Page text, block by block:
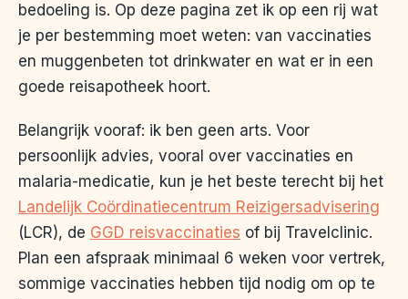
bedoeling is. Op deze pagina zet ik op een rij wat
je per bestemming moet weten: van vaccinaties
en muggenbeten tot drinkwater en wat er in een
goede reisapotheek hoort.
Belangrijk vooraf: ik ben geen arts. Voor
persoonlijk advies, vooral over vaccinaties en
malaria-medicatie, kun je het beste terecht bij het
Landelijk Coördinatiecentrum Reizigersadvisering
(LCR), de GGD reisvaccinaties of bij Travelclinic.
Plan een afspraak minimaal 6 weken voor vertrek,
sommige vaccinaties hebben tijd nodig om op te